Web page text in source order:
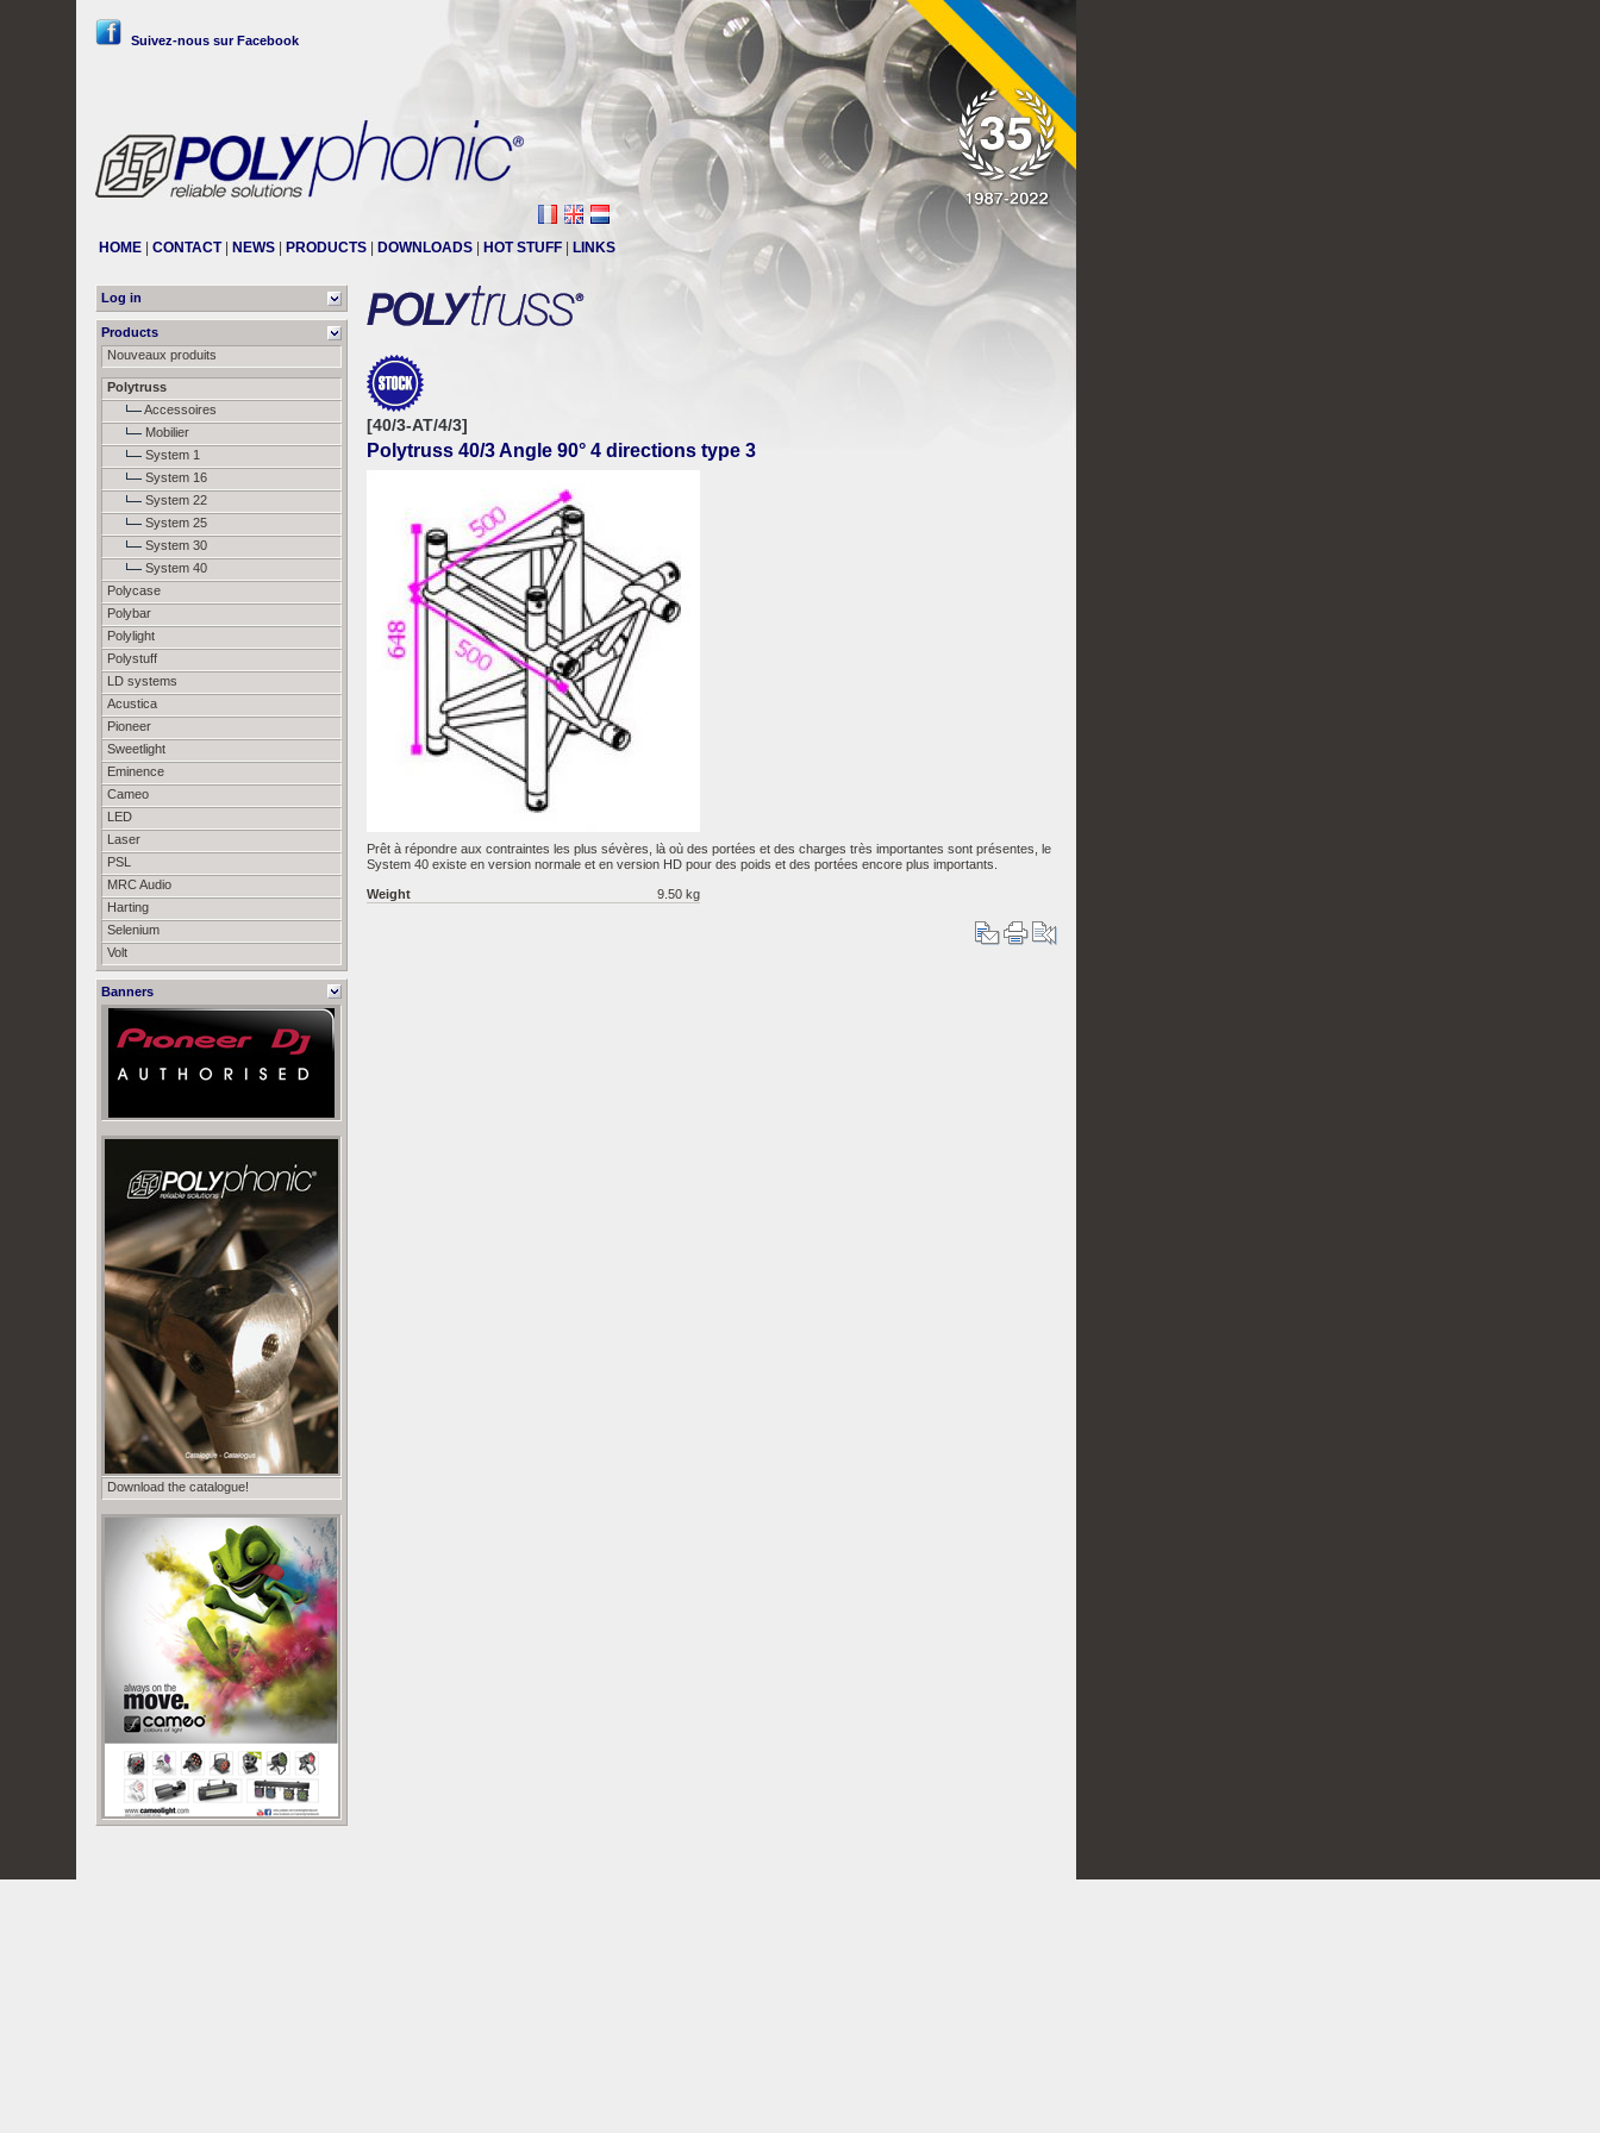
Suivez-nous sur Facebook
HOME CONTACT| NEWS PRODUCTS DOWNLOADS HOT STUFF LINKS
Log in
Products
Nouveaux produits
Polytruss
Accessoires
Mobilier
System 1
System 16
System 22
System 25
System 30
System 40
Polycase
Polybar
Polylight
Polystuff
LD systems
Acustica
Pioneer
Sweetlight
Eminence
Cameo
LED
Laser
PSL
MRC Audio
Harting
Selenium
Volt
Banners
Download the catalogue!
[40/3-AT/4/3]
Polytruss 40/3 Angle 90° 4 directions type 3
Prêt à répondre aux contraintes les plus sévères, là où des portées et des charges très importantes sont présentes, le
System 40 existe en version normale et en version HD pour des poids et des portées encore plus importants.
Weight 9.50 kg